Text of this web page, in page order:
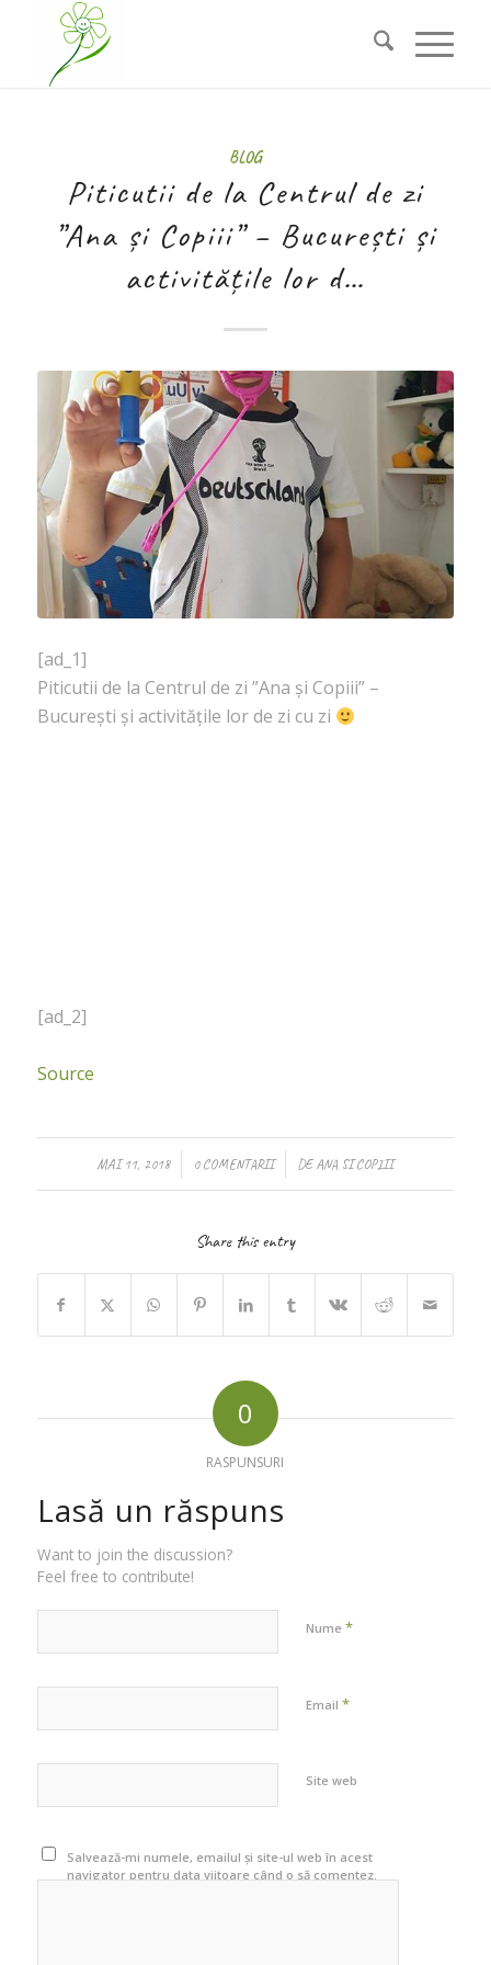
BLOG
Piticutii de la Centrul de zi
”Ana și Copiii” – București și
activitățile lor d…
[ad_1]
Piticutii de la Centrul de zi ”Ana și Copiii” –
București și activitățile lor de zi cu zi
[ad_2]
Source
MAI 11, 2018
/ 0 COMENTARII
/ DEANA SI COPIII
Share this entry
0
RASPUNSURI
Lasă un răspuns
Want to join the discussion?
Feel free to contribute!
Nume *
Email *
Site web
Salvează-mi numele, emailul și site-ul web în acest
navigator pentru data viitoare când o să comentez.